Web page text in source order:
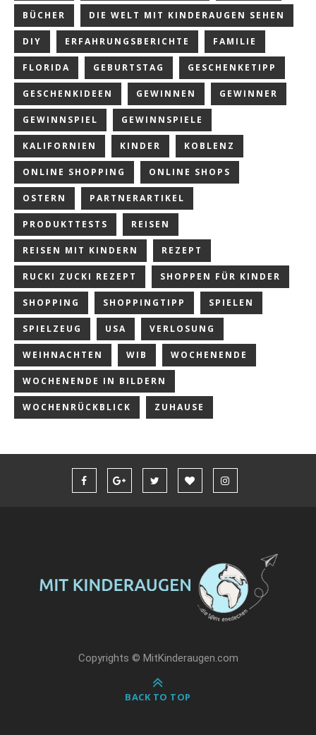
BÜCHER DIE WELT MIT KINDERAUGEN SEHEN
DIY ERFAHRUNGSBERICHTE FAMILIE
FLORIDA GEBURTSTAG GESCHENKETIPP
GESCHENKIDEEN GEWINNEN GEWINNER
GEWINNSPIEL GEWINNSPIELE
KALIFORNIEN KINDER KOBLENZ
ONLINE SHOPPING ONLINE SHOPS
OSTERN PARTNERARTIKEL
PRODUKTTESTS REISEN
REISEN MIT KINDERN REZEPT
RUCKI ZUCKI REZEPT SHOPPEN FÜR KINDER
SHOPPING SHOPPINGTIPP SPIELEN
SPIELZEUG USA VERLOSUNG
WEIHNACHTEN WIB WOCHENENDE
WOCHENENDE IN BILDERN
WOCHENRÜCKBLICK ZUHAUSE
Copyrights © MitKinderaugen.com
BACK TO TOP